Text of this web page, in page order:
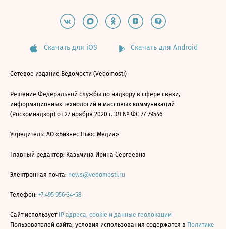
Скачать для iOS Скачать для Android
Сетевое издание Ведомости (Vedomosti)
Решение Федеральной службы по надзору в сфере связи,
информационных технологий и массовых коммуникаций
(Роскомнадзор) от 27 ноября 2020 г. ЭЛ № ФС 77-79546
Учредитель: АО «Бизнес Ньюс Медиа»
Главный редактор: Казьмина Ирина Сергеевна
Электронная почта: news@vedomosti.ru
Телефон: +7 495 956-34-58
Сайт использует IP адреса, cookie и данные геолокации
Пользователей сайта, условия использования содержатся в Политике